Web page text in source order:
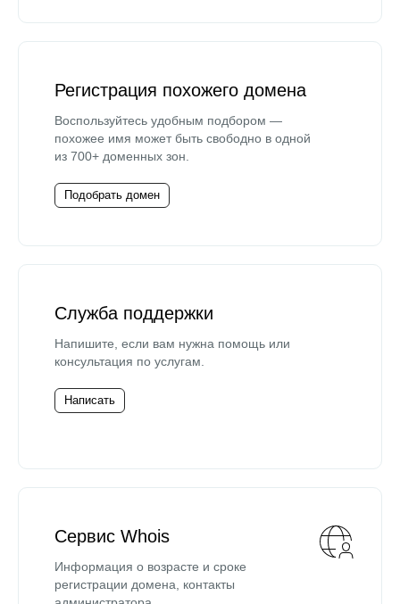
Регистрация похожего домена
Воспользуйтесь удобным подбором —
похожее имя может быть свободно в одной
из 700+ доменных зон.
Подобрать домен
Служба поддержки
Напишите, если вам нужна помощь или
консультация по услугам.
Написать
Сервис Whois
Информация о возрасте и сроке
регистрации домена, контакты